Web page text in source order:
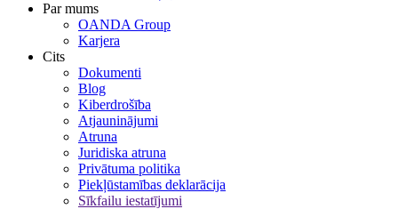
Par mums
OANDA Group
Karjera
Cits
Dokumenti
Blog
Kiberdrošība
Atjauninājumi
Atruna
Juridiska atruna
Privātuma politika
Piekļūstamības deklarācija
Sīkfailu iestatījumi